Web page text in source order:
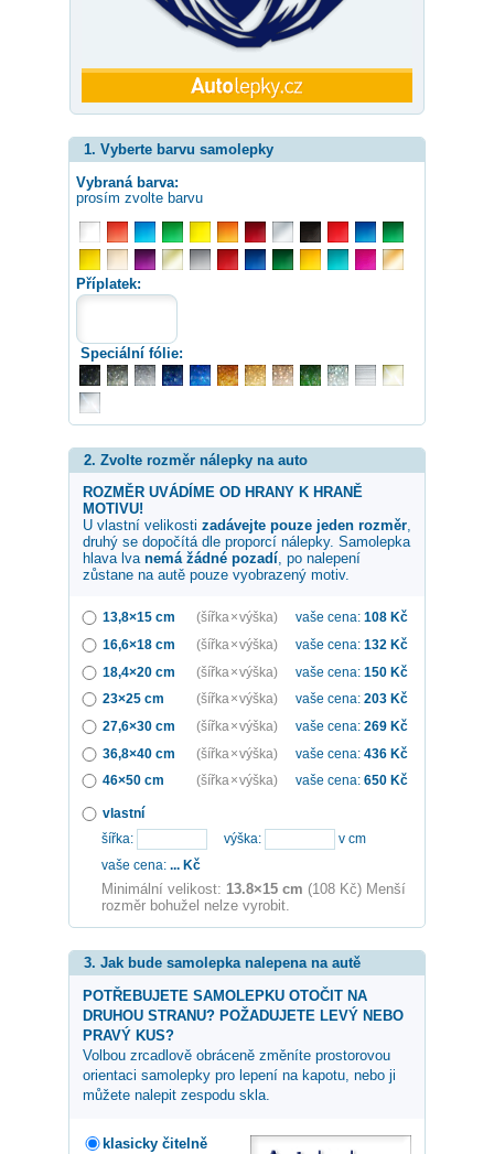
1. Vyberte barvu samolepky
Vybraná barva:
prosím zvolte barvu
Příplatek:
Speciální fólie:
2. Zvolte rozměr nálepky na auto
ROZMĚR UVÁDÍME OD HRANY K HRANĚ
MOTIVU!
U vlastní velikosti zadávejte pouze jeden rozměr,
druhý se dopočítá dle proporcí nálepky. Samolepka
hlava lva nemá žádné pozadí, po nalepení
zůstane na autě pouze vyobrazený motiv.
13,8×15 cm (šířka × výška) vaše cena: 108 Kč
16,6×18 cm
(šířka × výška) vaše cena: 132 Kč
18,4×20 cm
(šířka × výška) vaše cena: 150 Kč
23×25 cm
(šířka × výška) vaše cena: 203 Kč
27,6×30 cm
(šířka × výška) vaše cena: 269 Kč
36,8×40 cm
(šířka × výška) vaše cena: 436 Kč
46×50 cm
(šířka × výška) vaše cena: 650 Kč
vlastní
šířka:
výška:
v cm
vaše cena: ... Kč
Minimální velikost: 13.8×15 cm (108 Kč) Menší
rozměr bohužel nelze vyrobit.
3. Jak bude samolepka nalepena na autě
POTŘEBUJETE SAMOLEPKU OTOČIT NA
DRUHOU STRANU? POŽADUJETE LEVÝ NEBO
PRAVÝ KUS?
Volbou zrcadlově obráceně změníte prostorovou
orientaci samolepky pro lepení na kapotu, nebo ji
můžete nalepit zespodu skla.
klasicky čitelně